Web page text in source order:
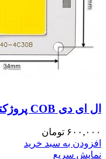
ال ای دی COB پروژکتوری ۵۰ وات ۱۲ ولت سفید آفتابی
۶۰۰,۰۰۰ تومان
افزودن به سبد خرید
نمایش سریع